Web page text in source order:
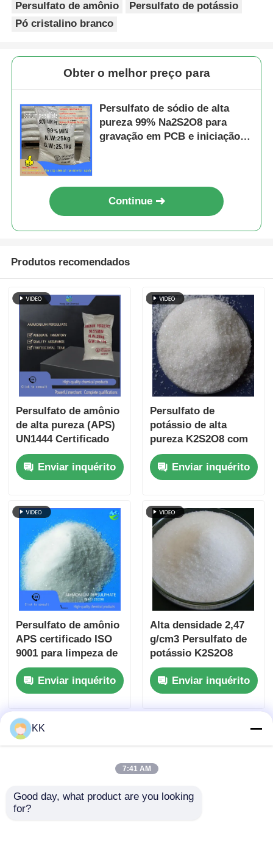
Persulfato de amônio
Persulfato de potássio
Pó cristalino branco
Obter o melhor preço para
Persulfato de sódio de alta
pureza 99% Na2S2O8 para
gravação em PCB e iniciação
Continue
Produtos recomendados
Persulfato de amônio
de alta pureza (APS)
UN1444 Certificado
ISO 9001 Livremente
solúvel em água para
aplicações industriais
Enviar inquérito
Persulfato de
potássio de alta
pureza K2S2O8 com
densidade de
2,47g/cm3 e teor de
metais pesados ≤5
9001
Enviar inquérito
Persulfato de amônio
APS certificado ISO
9001 para limpeza de
semicondutores e
iniciador de
polimerização de
resina acrílica
Enviar inquérito
Alta densidade 2,47
g/cm3 Persulfato de
potássio K2S2O8
CAS 7727-21-1 Pó
cristalino branco
Enviar inquérito
KK
7:41 AM
Good day, what product are you looking
for?